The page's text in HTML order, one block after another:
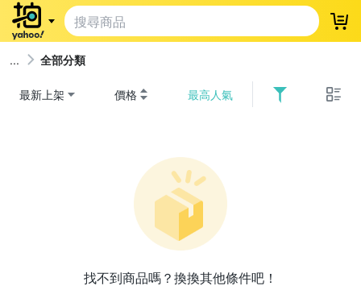
登
全部分類
最新上架 價格 最高人氣
找不到商品嗎？換換其他條件吧！